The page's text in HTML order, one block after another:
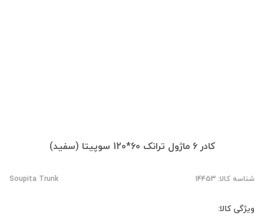
کادر 6 ماژول ترانک 60*120 سوپیتا (سفید)
شناسه کالا: 14453 Soupita Trunk
ویژگی کالا: